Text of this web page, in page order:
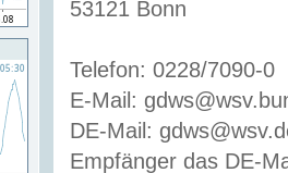
53121 Bonn
Telefon: 0228/7090-0
E-Mail:
DE-Mail:
Empfänger das DE-